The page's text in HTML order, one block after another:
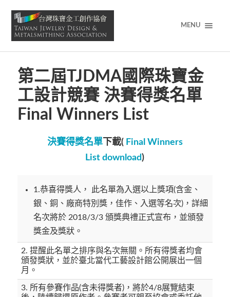
MENU
第二屆TJDMA國際珠寶金
工設計競賽 決賽得獎名單
Final Winners List
決賽得獎名單下載( Final Winners
List download )
1.恭喜得獎人， 此名單為入選以上獎項(含金、
銀、銅、廠商特別獎，佳作、入選等名次)，詳細
名次將於 2018/3/3 頒獎典禮正式宣布，並頒發
獎金及獎狀。
2. 提醒此名單之排序與名次無關。所有得獎者均會
頒發獎狀，並於臺北當代工藝設計館公開展出一個
月。
3. 所有參賽作品(含未得獎者)，將於4/8展覽結束